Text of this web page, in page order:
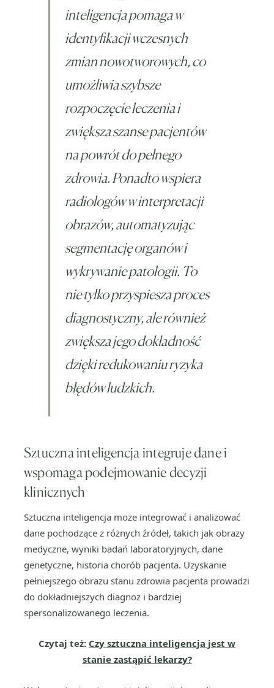
inteligencja pomaga w
identyfikacji wczesnych
zmian nowotworowych, co
umożliwia szybsze
rozpoczęcie leczenia i
zwiększa szanse pacjentów
na powrót do pełnego
zdrowia. Ponadto wspiera
radiologów w interpretacji
obrazów, automatyzując
segmentację organów i
wykrywanie patologii. To
nie tylko przyspiesza proces
diagnostyczny, ale również
zwiększa jego dokładność
dzięki redukowaniu ryzyka
błędów ludzkich.
Sztuczna inteligencja integruje dane i
wspomaga podejmowanie decyzji
klinicznych
Sztuczna inteligencja może integrować i analizować
dane pochodzące z różnych źródeł, takich jak obrazy
medyczne, wyniki badań laboratoryjnych, dane
genetyczne, historia chorób pacjenta. Uzyskanie
pełniejszego obrazu stanu zdrowia pacjenta prowadzi
do dokładniejszych diagnoz i bardziej
spersonalizowanego leczenia.
Czytaj też: Czy sztuczna inteligencja jest w
stanie zastąpić lekarzy?